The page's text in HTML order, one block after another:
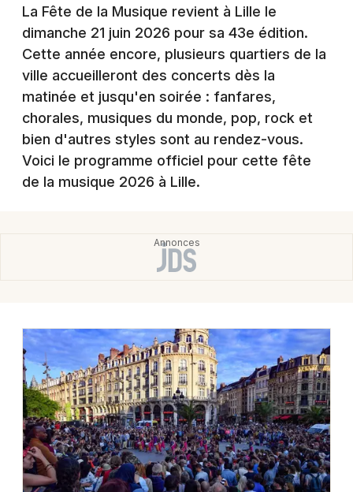
Spectacles
Concerts
Sports
Soirées
Sorties famille
Actualités dans le Nord
Actualités dans les Hauts-de-France
Newsletter des sorties
Artistes en tournée
Nantes
Nice
Paris
Strasbourg
Toulouse
Toutes les villes
La Fête de la Musique revient à Lille le
dimanche 21 juin 2026 pour sa 43e édition.
Cette année encore, plusieurs quartiers de la
ville accueilleront des concerts dès la
matinée et jusqu'en soirée : fanfares,
chorales, musiques du monde, pop, rock et
bien d'autres styles sont au rendez-vous.
Voici le programme officiel pour cette fête
de la musique 2026 à Lille.